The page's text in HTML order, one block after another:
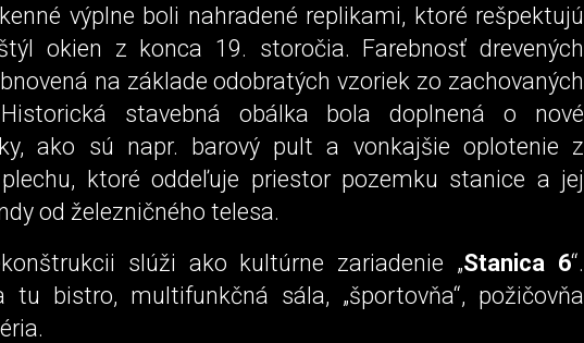
výplne boli nahradené replikami, ktoré rešpektujú
okien z konca 19. storočia. Farebnosť drevených
na základe odobratých vzoriek zo zachovaných
stavebná obálka bola doplnená o nové
ako sú napr. barový pult a vonkajšie oplotenie z
ktoré oddeľuje priestor pozemku stanice a jej
od železničného telesa.
slúži ako kultúrne zariadenie „Stanica 6“.
tu bistro, multifunkčná sála, „športovňa“, požičovňa